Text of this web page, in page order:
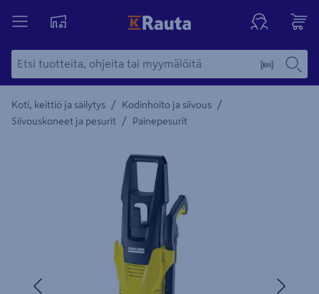
Koti, keittiö ja säilytys / Kodinhoito ja siivous /
Siivouskoneet ja pesurit / Painepesurit
Yksityiskohtainen kuvaus löytyy Tuotteen kuvaus -